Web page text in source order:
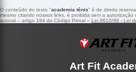
O conteúdo do texto "academia tênis" é de direito
mesmo citando nossos links, é proibida sem a autorização
autoral – artigo 184 do Código Penal – Lei 9610/98 - Lei
Art Fit